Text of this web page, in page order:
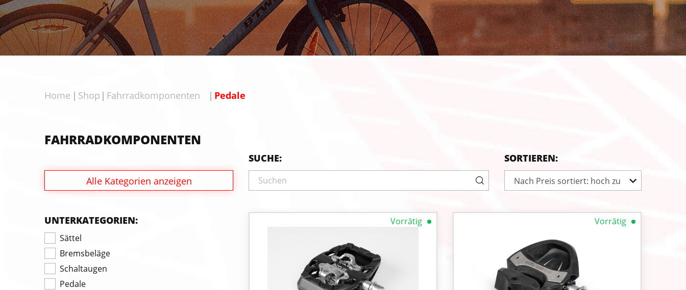
Home Shop Fahrradkomponenten Pedale
FAHRRADKOMPONENTEN
Alle Kategorien anzeigen
UNTERKATEGORIEN:
Sättel
Bremsbeläge
Schaltaugen
Pedale
SUCHE: SORTIEREN:
Nach Preis sortiert: hoch zu
Vorrätig
Vorrätig